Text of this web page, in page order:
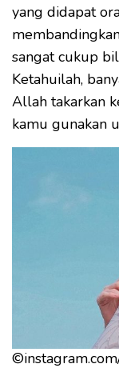
yang didapat
sangat cukup
Ketahuilah,
Allah takarkan
kamu gunakan